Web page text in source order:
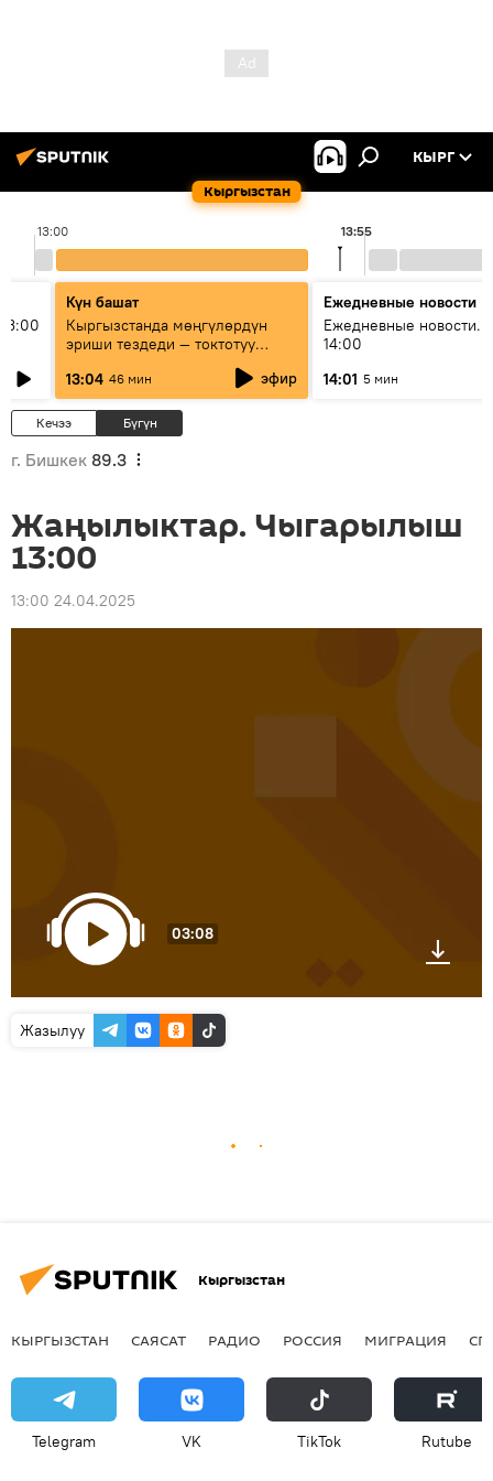
Кыргызстан
КЫРГ
13:00 13:55
Күн башат
Кыргызстанда мөңгүлөрдүн
эриши тездеди — токтотуу
13:04 46 мин эфир
Ежедневные новости
Ежедневные новости.
14:00
14:01 5 мин
Кечээ Бүгүн
г. Бишкек 89.3
Жаңылыктар. Чыгарылыш
13:00
13:00 24.04.2025
03:08
Жазылуу
Кыргызстан
КЫРГЫЗСТАН САЯСАТ РАДИО РОССИЯ МИГРАЦИЯ
Telegram VK ТikТоk Rutube